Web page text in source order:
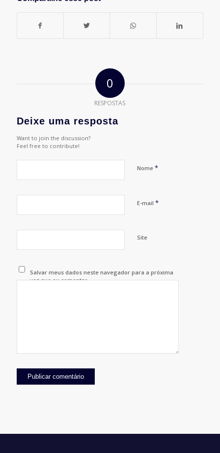
0
RESPOSTAS
Deixe uma resposta
Want to join the discussion?
Feel free to contribute!
Nome *
E-mail *
Site
Salvar meus dados neste navegador para a próxima
vez que eu comentar.